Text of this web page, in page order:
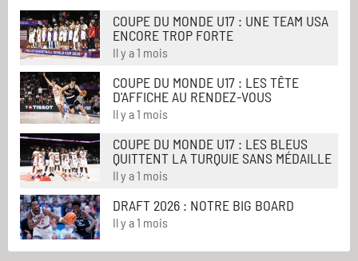
COUPE DU MONDE U17 : UNE TEAM USA
ENCORE TROP FORTE
Il y a 1 mois
COUPE DU MONDE U17 : LES TÊTE
D'AFFICHE AU RENDEZ-VOUS
Il y a 1 mois
COUPE DU MONDE U17 : LES BLEUS
QUITTENT LA TURQUIE SANS MÉDAILLE
Il y a 1 mois
DRAFT 2026 : NOTRE BIG BOARD
Il y a 1 mois